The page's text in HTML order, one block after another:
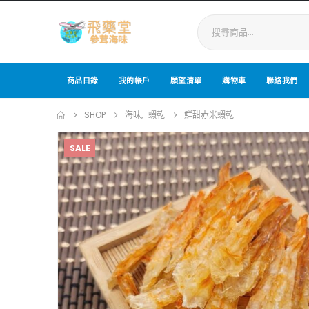
商品目錄 我的帳戶 願望清單 購物車 聯絡我們
SHOP 海味, 蝦乾 鮮甜赤米蝦乾
SALE